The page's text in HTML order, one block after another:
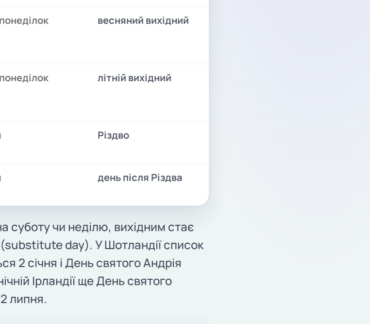
весняний вихідний
літній вихідний
Різдво
день після Різдва
суботу чи неділю, вихідним стає
day). У Шотландії список
2 січня і День святого Андрія
Ірландії ще День святого
липня.